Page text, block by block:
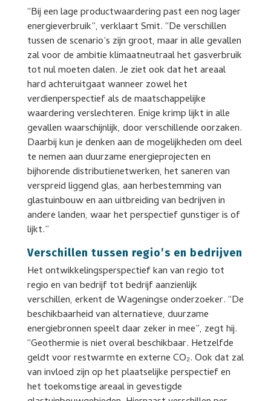
“Bij een lage productwaardering past een nog lager
energieverbruik”, verklaart Smit. “De verschillen
tussen de scenario’s zijn groot, maar in alle gevallen
zal voor de ambitie klimaatneutraal het gasverbruik
tot nul moeten dalen. Je ziet ook dat het areaal
hard achteruitgaat wanneer zowel het
verdienperspectief als de maatschappelijke
waardering verslechteren. Enige krimp lijkt in alle
gevallen waarschijnlijk, door verschillende oorzaken.
Daarbij kun je denken aan de mogelijkheden om deel
te nemen aan duurzame energieprojecten en
bijhorende distributienetwerken, het saneren van
verspreid liggend glas, aan herbestemming van
glastuinbouw en aan uitbreiding van bedrijven in
andere landen, waar het perspectief gunstiger is of
lijkt.”
Verschillen tussen regio’s en bedrijven
Het ontwikkelingsperspectief kan van regio tot
regio en van bedrijf tot bedrijf aanzienlijk
verschillen, erkent de Wageningse onderzoeker. “De
beschikbaarheid van alternatieve, duurzame
energiebronnen speelt daar zeker in mee”, zegt hij.
“Geothermie is niet overal beschikbaar. Hetzelfde
geldt voor restwarmte en externe CO₂. Ook dat zal
van invloed zijn op het plaatselijke perspectief en
het toekomstige areaal in gevestigde